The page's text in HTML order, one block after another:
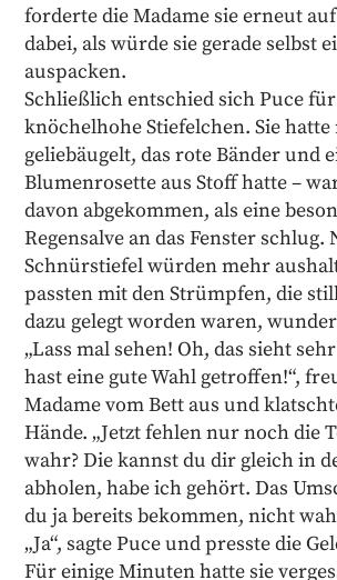
forderte die Madame sie erneut
dabei, als würde sie gerade selbst
auspacken.
Schließlich entschied sich Puce
knöchelhohe Stiefelchen. Sie
geliebäugelt, das rote Bänder und
Blumenrosette aus Stoff hatte –
davon abgekommen, als eine
Regensalve an das Fenster schlug.
Schnürstiefel würden mehr
passten mit den Strümpfen, die
dazu gelegt worden waren,
„Lass mal sehen! Oh, das sieht
hast eine gute Wahl getroffen!“,
Madame vom Bett aus und
Hände. „Jetzt fehlen nur noch die
wahr? Die kannst du dir gleich in
abholen, habe ich gehört. Das
du ja bereits bekommen, nicht
„Ja“, sagte Puce und presste die
Für einige Minuten hatte sie